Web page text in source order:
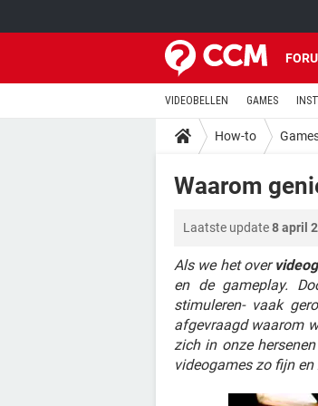
VIDEOBELLEN GAMES
How-to
Waarom
Laatste update8 april
Als we het over
en de gameplay.
stimuleren- vaak
afgevraagd waarom
zich in onze
videogames zo fijn